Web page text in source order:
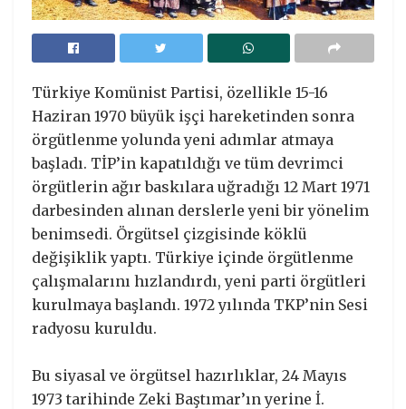
Türkiye Komünist Partisi, özellikle 15-16
Haziran 1970 büyük işçi hareketinden sonra
örgütlenme yolunda yeni adımlar atmaya
başladı. TİP’in kapatıldığı ve tüm devrimci
örgütlerin ağır baskılara uğradığı 12 Mart 1971
darbesinden alınan derslerle yeni bir yönelim
benimsedi. Örgütsel çizgisinde köklü
değişiklik yaptı. Türkiye içinde örgütlenme
çalışmalarını hızlandırdı, yeni parti örgütleri
kurulmaya başlandı. 1972 yılında TKP’nin Sesi
radyosu kuruldu.
Bu siyasal ve örgütsel hazırlıklar, 24 Mayıs
1973 tarihinde Zeki Baştımar’ın yerine İ.